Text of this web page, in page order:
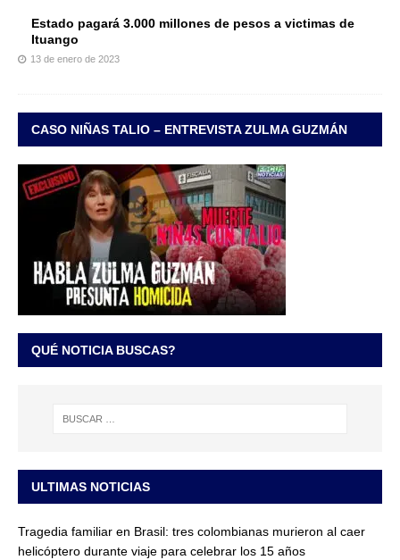
Estado pagará 3.000 millones de pesos a victimas de
Ituango
13 de enero de 2023
CASO NIÑAS TALIO – ENTREVISTA ZULMA GUZMÁN
QUÉ NOTICIA BUSCAS?
ULTIMAS NOTICIAS
Tragedia familiar en Brasil: tres colombianas murieron al caer
helicóptero durante viaje para celebrar los 15 años